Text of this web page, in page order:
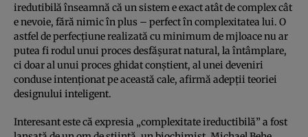
iredutibilă înseamnă că un sistem e exact atât de complex cât
e nevoie, fără nimic în plus – perfect în complexitatea lui. O
astfel de perfecţiune realizată cu minimum de mjloace nu ar
putea fi rodul unui proces desfăşurat natural, la întâmplare,
ci doar al unui proces ghidat conştient, al unei deveniri
conduse intenţionat pe această cale, afirmă adepţii teoriei
designului inteligent.
Interesant este că expresia „complexitate ireductibilă” a fost